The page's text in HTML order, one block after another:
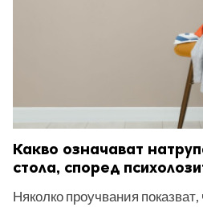
Какво означават
стола, според
Няколко проучвания показват,